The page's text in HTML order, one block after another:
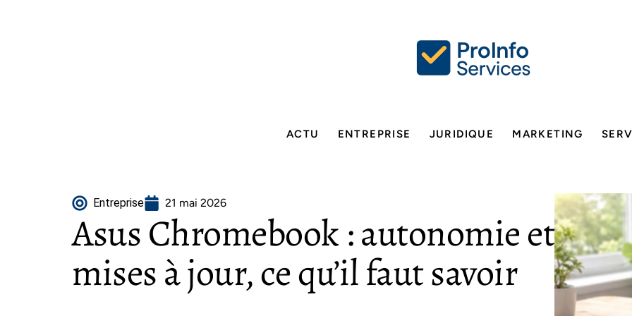
ACTU ENTREPRISE JURIDIQUE MARKETING
Entreprise 21 mai 2026
Asus Chromebook : autonomie et
mises à jour, ce qu’il faut savoir